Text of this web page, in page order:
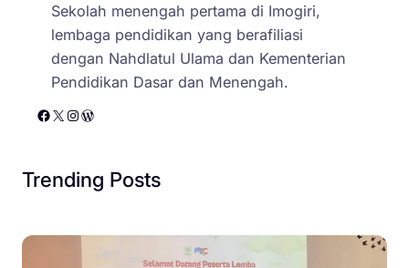
Sekolah menengah pertama di Imogiri,
lembaga pendidikan yang berafiliasi
dengan Nahdlatul Ulama dan Kementerian
Pendidikan Dasar dan Menengah.
Facebook X Instagram WordPress
Trending Posts